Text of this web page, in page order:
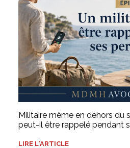
Militaire même en dehors du
peut-il être rappelé pendant
LIRE L'ARTICLE